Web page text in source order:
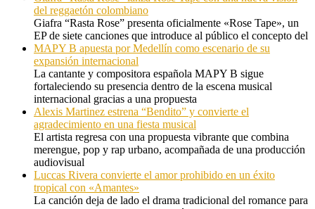
del reggaetón colombiano
Giafra “Rasta Rose” presenta oficialmente «Rose Tape», un
EP de siete canciones que introduce al público el concepto del
MAPY B apuesta por Medellín como escenario de su
expansión internacional
La cantante y compositora española MAPY B sigue
fortaleciendo su presencia dentro de la escena musical
internacional gracias a una propuesta
Alexis Martinez estrena “Bendito” y convierte el
agradecimiento en una fiesta musical
El artista regresa con una propuesta vibrante que combina
merengue, pop y rap urbano, acompañada de una producción
audiovisual
Luccas Rivera convierte el amor prohibido en un éxito
tropical con «Amantes»
La canción deja de lado el drama tradicional del romance para